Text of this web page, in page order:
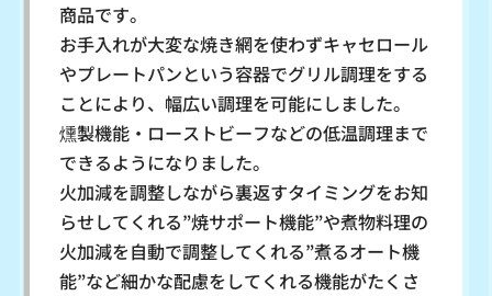
商品です。
お手入れが大変な焼き網を使わずキャセロール
やプレートパンという容器でグリル調理をする
ことにより、幅広い調理を可能にしました。
燻製機能・ローストビーフなどの低温調理まで
できるようになりました。
火加減を調整しながら裏返すタイミングをお知
らせしてくれる”焼サポート機能”や煮物料理の
火加減を自動で調整してくれる”煮るオート機
能”など細かな配慮をしてくれる機能がたくさ